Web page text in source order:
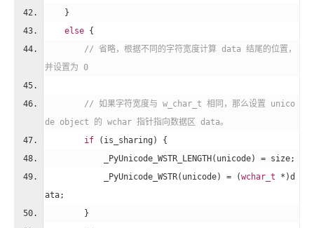
    }
else {
// 省略，根据不同的字符宽度计算 data 结尾的位置，
并设置为 0
// 如果字符宽度与 w_char_t 相同，那么设置 unico
de object 的 wchar 指针指向数据区 data。
if (is_sharing) {
            _PyUnicode_WSTR_LENGTH(unicode) = size;
            _PyUnicode_WSTR(unicode) = (
wchar_t *)d
ata;
        }